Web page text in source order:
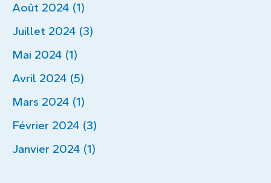
Août 2024 (1)
Juillet 2024 (3)
Mai 2024 (1)
Avril 2024 (5)
Mars 2024 (1)
Février 2024 (3)
Janvier 2024 (1)